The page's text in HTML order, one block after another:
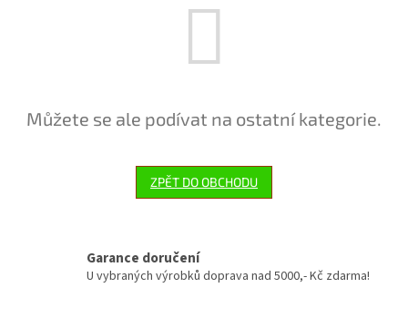
Můžete se ale podívat na ostatní kategorie.
ZPĚT DO OBCHODU
Garance doručení
U vybraných výrobků doprava nad 5000,- Kč zdarma!